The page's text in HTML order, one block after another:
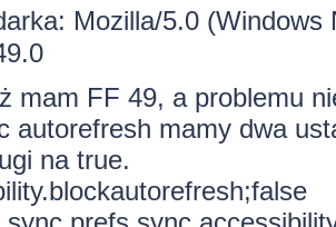
Mozilla/5.0
mam FF 49, a problemu
autorefresh mamy dwa
na true.